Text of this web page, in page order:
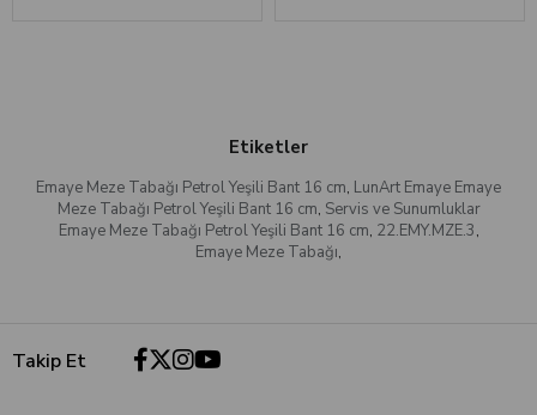
Etiketler
Emaye Meze Tabağı Petrol Yeşili Bant 16 cm, LunArt Emaye Emaye
Meze Tabağı Petrol Yeşili Bant 16 cm, Servis ve Sunumluklar
Emaye Meze Tabağı Petrol Yeşili Bant 16 cm, 22.EMY.MZE.3,
Emaye Meze Tabağı,
Takip Et